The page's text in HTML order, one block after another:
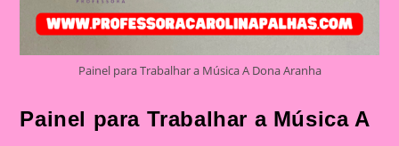
Painel para Trabalhar a Música A Dona Aranha
Painel para Trabalhar a Música A